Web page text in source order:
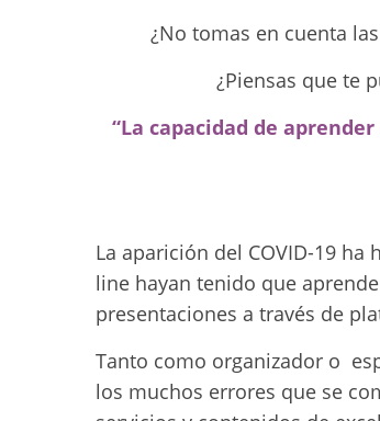
¿No tomas en cuenta
¿Piensas que te
“La capacidad de
La aparición del COVID-19
line hayan tenido que
presentaciones a través de
Tanto como organizador o
los muchos errores que se